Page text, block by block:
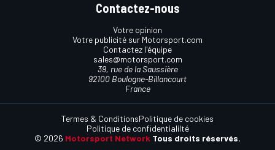
Contactez-nous
Votre opinion
Votre publicité sur Motorsport.com
Contactez l'équipe
sales@motorsport.com
39, rue de la Saussière
92100 Boulogne-Billancourt
France
© 2026 Motorsport Network Tous droits réservés.
Termes & ConditionsPolitique de cookies
Politique de confidentialilté